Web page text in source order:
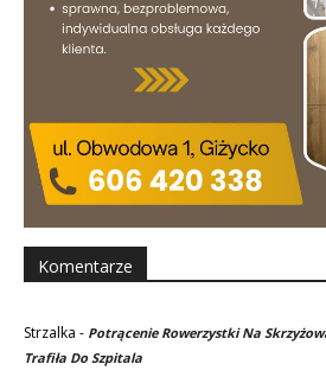
Komentarze
Strzalka - Potrącenie Rowerzystki Na
Trafiła Do Szpitala